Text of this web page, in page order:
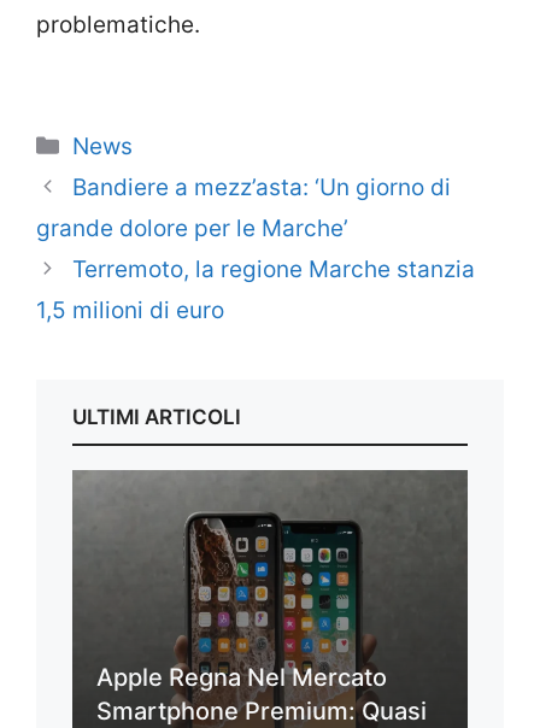
problematiche.
Categorie
News
Bandiere a mezz’asta: ‘Un giorno di
grande dolore per le Marche’
Terremoto, la regione Marche stanzia
1,5 milioni di euro
ULTIMI ARTICOLI
Apple Regna Nel Mercato
Smartphone Premium: Quasi